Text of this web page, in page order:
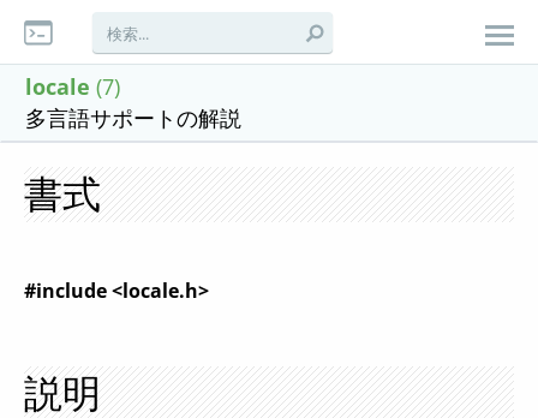
locale (7)
多言語サポートの解説
書式
#include <locale.h>
説明